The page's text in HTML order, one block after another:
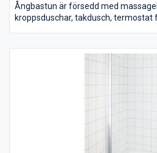
Ångbastun är försedd med
kroppsduschar, takdusch, termostat
tonat säkerhetsglas. 850x1150 mm.